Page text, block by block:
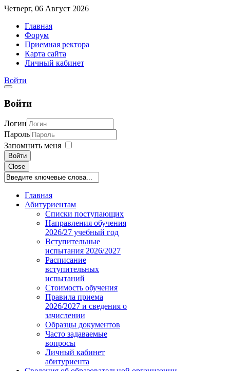
Четверг, 06 Август 2026
Главная
Форум
Приемная ректора
Карта сайта
Личный кабинет
Войти
Войти
Логин
Пароль
Запомнить меня
Войти
Close
Главная
Абитуриентам
Списки поступающих
Направления обучения
2026/27 учебный год
Вступительные
испытания 2026/2027
Расписание
вступительных
испытаний
Стоимость обучения
Правила приема
2026/2027 и сведения о
зачислении
Образцы документов
Часто задаваемые
вопросы
Личный кабинет
абитуриента